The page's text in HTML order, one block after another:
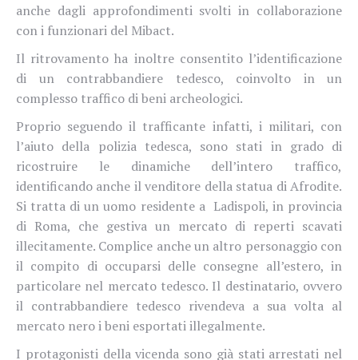
anche dagli approfondimenti svolti in collaborazione
con i funzionari del Mibact.
Il ritrovamento ha inoltre consentito l’identificazione
di un contrabbandiere tedesco, coinvolto in un
complesso traffico di beni archeologici.
Proprio seguendo il trafficante infatti, i militari, con
l’aiuto della polizia tedesca, sono stati in grado di
ricostruire le dinamiche dell’intero traffico,
identificando anche il venditore della statua di Afrodite.
Si tratta di un uomo residente a Ladispoli, in provincia
di Roma, che gestiva un mercato di reperti scavati
illecitamente. Complice anche un altro personaggio con
il compito di occuparsi delle consegne all’estero, in
particolare nel mercato tedesco. Il destinatario, ovvero
il contrabbandiere tedesco rivendeva a sua volta al
mercato nero i beni esportati illegalmente.
I protagonisti della vicenda sono già stati arrestati nel